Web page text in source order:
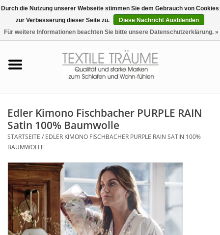
0 Artikel - €0,00
Tag & Nachtwäsche
Badezimmer & Sauna
Haus-Bademäntel
Edler Kimono Fischbacher PURPLE RAIN
Satin 100% Baumwolle
STARTSEITE / EDLER KIMONO FISCHBACHER PURPLE RAIN SATIN 100%
BAUMWOLLE
Durch die Nutzung unserer Webseite stimmen Sie dem Gebrauch von Cookies
zur Verbesserung dieser Seite zu.
Diese Nachricht Ausblenden
Für weitere Informationen beachten Sie bitte unsere Datenschutzerklärung. »